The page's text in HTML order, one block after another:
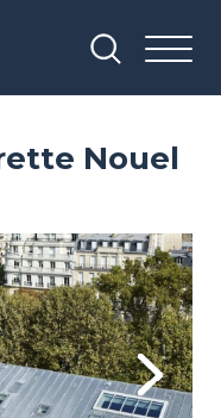
Nouel
Next